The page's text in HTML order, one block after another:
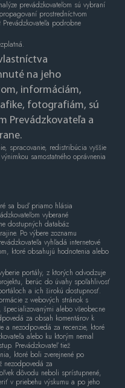
prevádzkovateľom sú vybraní
prostredníctvom
podrobne
na jeho
informáciám,
fotografiám, sú
Prevádzkovateľa a
spracovanie, redistribúcia vyššie
samostatného oprávnenia
sa buď priamo hlásia
vyberané
dostupných databáz
Po výbere zoznamu
vyhľadá internetové
ktoré obsahujú hodnotenia alebo
portály, z ktorých odvodzuje
berúc do úvahy spoľahlivosť
a ich širokú dostupnosť.
z webových stránok s
alebo všeobecne
za obsah komentárov k
a nezodpovedá za recenzie, ktoré
alebo ku ktorým nemal
Prevádzkovateľ tiež
ktoré boli zverejnené po
nezodpovedá za
dôvodu neboli sprístupnené,
v priebehu výskumu a po jeho